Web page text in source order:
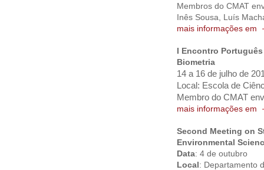
Membros do CMAT
Inês Sousa, Luís
mais informações em
I Encontro
Biometria
14 a 16 de julho de
Local: Escola de
Membro do CMAT
mais informações em
Second Meeting on
Environmental
Data: 4 de outubro
Local : Departamento